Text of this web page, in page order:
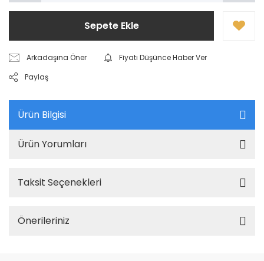
Sepete Ekle
Arkadaşına Öner
Fiyatı Düşünce Haber Ver
Paylaş
Ürün Bilgisi
Ürün Yorumları
Taksit Seçenekleri
Önerileriniz